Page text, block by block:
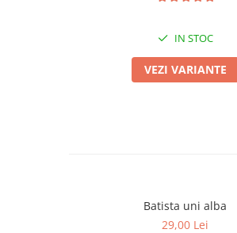
IN STOC
VEZI VARIANTE
Batista uni alba
29,00 Lei